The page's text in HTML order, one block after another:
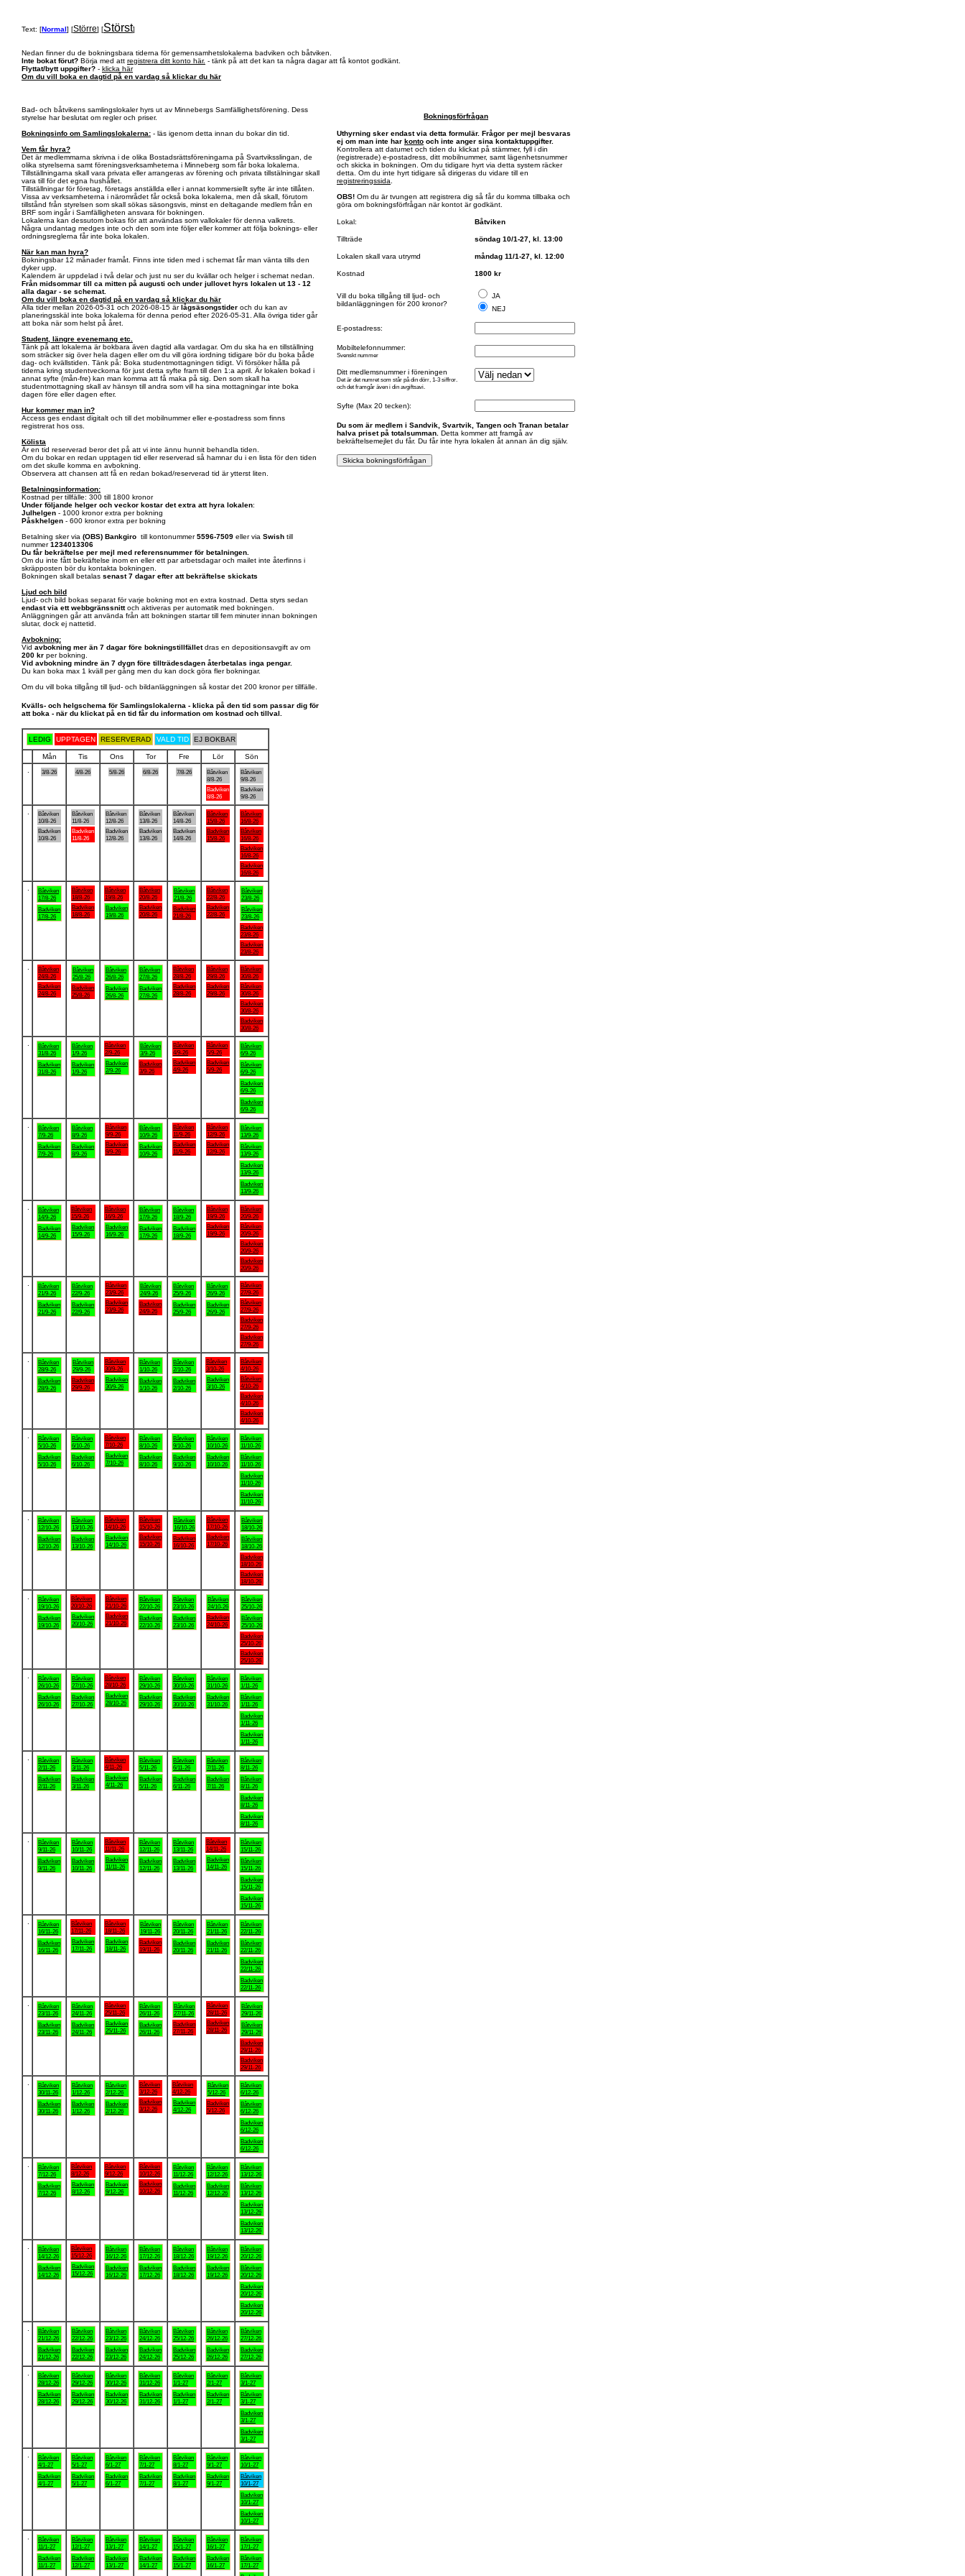
Text: [Normal] [Större] [Störst]
Nedan finner du de bokningsbara tiderna för gemensamhetslokalerna badviken och båtviken.
Inte bokat förut? Börja med att registrera ditt konto här. - tänk på att det kan ta några dagar att få kontot godkänt.
Flyttat/bytt uppgifter? - klicka här
Om du vill boka en dagtid på en vardag så klickar du här
Bad- och båtvikens samlingslokaler hyrs ut av Minnebergs Samfällighetsförening. Dess
styrelse har beslutat om regler och priser.
Bokningsinfo om Samlingslokalerna: - läs igenom detta innan du bokar din tid.
Vem får hyra?
Det är medlemmarna skrivna i de olika Bostadsrättsföreningarna på Svartviksslingan, de
olika styrelserna samt föreningsverksamheterna i Minneberg som får boka lokalerna.
Tillställningarna skall vara privata eller arrangeras av förening och privata tillstälningar skall
vara till för det egna hushållet.
Tillställningar för företag, företags anställda eller i annat kommersiellt syfte är inte tillåten.
Vissa av verksamheterna i närområdet får också boka lokalerna, men då skall, förutom
tillstånd från styrelsen som skall sökas säsongsvis, minst en deltagande medlem från en
BRF som ingår i Samfälligheten ansvara för bokningen.
Lokalerna kan dessutom bokas för att användas som vallokaler för denna valkrets.
Några undantag medges inte och den som inte följer eller kommer att följa boknings- eller
ordningsreglerna får inte boka lokalen.
När kan man hyra?
Bokningsbar 12 månader framåt. Finns inte tiden med i schemat får man vänta tills den
dyker upp.
Kalendern är uppdelad i två delar och just nu ser du kvällar och helger i schemat nedan.
Från midsommar till ca mitten på augusti och under jullovet hyrs lokalen ut 13 - 12
alla dagar - se schemat.
Om du vill boka en dagtid på en vardag så klickar du här
Alla tider mellan 2026-05-31 och 2026-08-15 ärlågsäsongstider och du kan av
planeringsskäl inte boka lokalerna för denna period efter 2026-05-31. Alla övriga tider går
att boka när som helst på året.
Student, längre evenemang etc.
Tänk på att lokalerna är bokbara även dagtid alla vardagar. Om du ska ha en tillställning
som sträcker sig över hela dagen eller om du vill göra iordning tidigare bör du boka både
dag- och kvällstiden. Tänk på: Boka studentmottagningen tidigt. Vi försöker hålla på
tiderna kring studentveckorna för just detta syfte fram till den 1:a april. Är lokalen bokad i
annat syfte (mån-fre) kan man komma att få maka på sig. Den som skall ha
studentmottagning skall av hänsyn till andra som vill ha sina mottagningar inte boka
dagen före eller dagen efter.
Hur kommer man in?
Access ges endast digitalt och till det mobilnummer eller e-postadress som finns
registrerat hos oss.
Kölista
Är en tid reserverad beror det på att vi inte ännu hunnit behandla tiden.
Om du bokar en redan upptagen tid eller reserverad så hamnar du i en lista för den tiden
om det skulle komma en avbokning.
Observera att chansen att få en redan bokad/reserverad tid är ytterst liten.
Betalningsinformation:
Kostnad per tillfälle: 300 till 1800 kronor
Under följande helger och veckor kostar det extra att hyra lokalen:
Julhelgen - 1000 kronor extra per bokning
Påskhelgen - 600 kronor extra per bokning
Betalning sker via (OBS) Bankgiro till kontonummer5596-7509 eller via Swish till
nummer1234013306
Du får bekräftelse per mejl med referensnummer för betalningen.
Om du inte fått bekräftelse inom en eller ett par arbetsdagar och mailet inte återfinns i
skräpposten bör du kontakta bokningen.
Bokningen skall betalas senast 7 dagar efter att bekräftelse skickats
Ljud och bild
Ljud- och bild bokas separat för varje bokning mot en extra kostnad. Detta styrs sedan
endast via ett webbgränssnittoch aktiveras per automatik med bokningen.
Anläggningen går att använda från att bokningen startar till fem minuter innan bokningen
slutar, dock ej nattetid.
Avbokning:
Vid avbokning mer än 7 dagar före bokningstillfälletdras en depositionsavgift av om
200 kr per bokning.
Vid avbokning mindre än 7 dygn före tillträdesdagen återbetalas inga pengar.
Du kan boka max 1 kväll per gång men du kan dock göra fler bokningar.
Om du vill boka tillgång till ljud- och bildanläggningen så kostar det 200 kronor per tillfälle.
Bokningsförfrågan
Uthyrning sker endast via detta formulär. Frågor per mejl besvaras
ej om man inte har konto och inte anger sina kontaktuppgifter.
Kontrollera att datumet och tiden du klickat på stämmer, fyll i din
(registrerade) e-postadress, ditt mobilnummer, samt lägenhetsnummer
och skicka in bokningen. Om du tidigare hyrt via detta system räcker
detta. Om du inte hyrt tidigare så dirigeras du vidare till en
registreringssida
OBS! Om du är tvungen att registrera dig så får du komma tillbaka och
göra om bokningsförfrågan när kontot är godkänt.
Lokal: Båtviken
Tillträde söndag 10/1-27, kl. 13:00
Lokalen skall vara utrymd måndag 11/1-27, kl. 12:00
Kostnad 1800 kr
Vill du boka tillgång till ljud- och
bildanläggningen för 200 kronor?
JA
NEJ
E-postadress:
Mobiltelefonnummer:
Svenskt nummer
Ditt medlemsnummer i föreningen
Det är det numret som står på din dörr, 1-3 siffror.
och det framgår även i din avgiftsavi.
Syfte (Max 20 tecken):
Du som är medlem i Sandvik, Svartvik, Tangen och Tranan betalar
halva priset på totalsumman. Detta kommer att framgå av
bekräftelsemejlet du får. Du får inte hyra lokalen åt annan än dig själv.
Kvälls- och helgschema för Samlingslokalerna - klicka på den tid som passar dig för
att boka - när du klickat på en tid får du information om kostnad och tillval.
LEDIG UPPTAGEN RESERVERAD VALD TID EJ BOKBAR
Mån Tis Ons Tor Fre Lör
Sön
3/8-26 4/8-26 5/8-26 6/8-26 7/8-26
Båtviken
8/8-26
Badviken
8/8-26
Båtviken
9/8-26
Badviken
9/8-26
Båtviken
10/8-26
Badviken
10/8-26
Båtviken
11/8-26
Badviken
11/8-26
Båtviken
12/8-26
Badviken
12/8-26
Båtviken
13/8-26
Badviken
13/8-26
Båtviken
14/8-26
Badviken
14/8-26
Båtviken
15/8-26
Badviken
15/8-26
Båtviken
16/8-26
Båtviken
16/8-26
Badviken
16/8-26
Badviken
16/8-26
Båtviken
17/8-26
Badviken
17/8-26
Båtviken
18/8-26
Badviken
18/8-26
Båtviken
19/8-26
Badviken
19/8-26
Båtviken
20/8-26
Badviken
20/8-26
Båtviken
21/8-26
Badviken
21/8-26
Båtviken
22/8-26
Badviken
22/8-26
Båtviken
23/8-26
Båtviken
23/8-26
Badviken
23/8-26
Badviken
23/8-26
Båtviken
24/8-26
Badviken
24/8-26
Båtviken
25/8-26
Badviken
25/8-26
Båtviken
26/8-26
Badviken
26/8-26
Båtviken
27/8-26
Badviken
27/8-26
Båtviken
28/8-26
Badviken
28/8-26
Båtviken
29/8-26
Badviken
29/8-26
Båtviken
30/8-26
Båtviken
30/8-26
Badviken
30/8-26
Badviken
30/8-26
Båtviken
31/8-26
Badviken
31/8-26
Båtviken
1/9-26
Badviken
1/9-26
Båtviken
2/9-26
Badviken
2/9-26
Båtviken
3/9-26
Badviken
3/9-26
Båtviken
4/9-26
Badviken
4/9-26
Båtviken
5/9-26
Badviken
5/9-26
Båtviken
6/9-26
Båtviken
6/9-26
Badviken
6/9-26
Badviken
6/9-26
Båtviken
7/9-26
Badviken
7/9-26
Båtviken
8/9-26
Badviken
8/9-26
Båtviken
9/9-26
Badviken
9/9-26
Båtviken
10/9-26
Badviken
10/9-26
Båtviken
11/9-26
Badviken
11/9-26
Båtviken
12/9-26
Badviken
12/9-26
Båtviken
13/9-26
Båtviken
13/9-26
Badviken
13/9-26
Badviken
13/9-26
Båtviken
14/9-26
Badviken
14/9-26
Båtviken
15/9-26
Badviken
15/9-26
Båtviken
16/9-26
Badviken
16/9-26
Båtviken
17/9-26
Badviken
17/9-26
Båtviken
18/9-26
Badviken
18/9-26
Båtviken
19/9-26
Badviken
19/9-26
Båtviken
20/9-26
Båtviken
20/9-26
Badviken
20/9-26
Badviken
20/9-26
Båtviken
21/9-26
Badviken
21/9-26
Båtviken
22/9-26
Badviken
22/9-26
Båtviken
23/9-26
Badviken
23/9-26
Båtviken
24/9-26
Badviken
24/9-26
Båtviken
25/9-26
Badviken
25/9-26
Båtviken
26/9-26
Badviken
26/9-26
Båtviken
27/9-26
Båtviken
27/9-26
Badviken
27/9-26
Badviken
27/9-26
Båtviken
28/9-26
Badviken
28/9-26
Båtviken
29/9-26
Badviken
29/9-26
Båtviken
30/9-26
Badviken
30/9-26
Båtviken
1/10-26
Badviken
1/10-26
Båtviken
2/10-26
Badviken
2/10-26
Båtviken
3/10-26
Badviken
3/10-26
Båtviken
4/10-26
Båtviken
4/10-26
Badviken
4/10-26
Badviken
4/10-26
Båtviken
5/10-26
Badviken
5/10-26
Båtviken
6/10-26
Badviken
6/10-26
Båtviken
7/10-26
Badviken
7/10-26
Båtviken
8/10-26
Badviken
8/10-26
Båtviken
9/10-26
Badviken
9/10-26
Båtviken
10/10-26
Badviken
10/10-26
Båtviken
11/10-26
Båtviken
11/10-26
Badviken
11/10-26
Badviken
11/10-26
Båtviken
12/10-26
Badviken
12/10-26
Båtviken
13/10-26
Badviken
13/10-26
Båtviken
14/10-26
Badviken
14/10-26
Båtviken
15/10-26
Badviken
15/10-26
Båtviken
16/10-26
Badviken
16/10-26
Båtviken
17/10-26
Badviken
17/10-26
Båtviken
18/10-26
Båtviken
18/10-26
Badviken
18/10-26
Badviken
18/10-26
Båtviken
19/10-26
Badviken
19/10-26
Båtviken
20/10-26
Badviken
20/10-26
Båtviken
21/10-26
Badviken
21/10-26
Båtviken
22/10-26
Badviken
22/10-26
Båtviken
23/10-26
Badviken
23/10-26
Båtviken
24/10-26
Badviken
24/10-26
Båtviken
25/10-26
Båtviken
25/10-26
Badviken
25/10-26
Badviken
25/10-26
Båtviken
26/10-26
Badviken
26/10-26
Båtviken
27/10-26
Badviken
27/10-26
Båtviken
28/10-26
Badviken
28/10-26
Båtviken
29/10-26
Badviken
29/10-26
Båtviken
30/10-26
Badviken
30/10-26
Båtviken
31/10-26
Badviken
31/10-26
Båtviken
1/11-26
Båtviken
1/11-26
Badviken
1/11-26
Badviken
1/11-26
Båtviken
2/11-26
Badviken
2/11-26
Båtviken
3/11-26
Badviken
3/11-26
Båtviken
4/11-26
Badviken
4/11-26
Båtviken
5/11-26
Badviken
5/11-26
Båtviken
6/11-26
Badviken
6/11-26
Båtviken
7/11-26
Badviken
7/11-26
Båtviken
8/11-26
Båtviken
8/11-26
Badviken
8/11-26
Badviken
8/11-26
Båtviken
9/11-26
Badviken
9/11-26
Båtviken
10/11-26
Badviken
10/11-26
Båtviken
11/11-26
Badviken
11/11-26
Båtviken
12/11-26
Badviken
12/11-26
Båtviken
13/11-26
Badviken
13/11-26
Båtviken
14/11-26
Badviken
14/11-26
Båtviken
15/11-26
Båtviken
15/11-26
Badviken
15/11-26
Badviken
15/11-26
Båtviken
16/11-26
Badviken
16/11-26
Båtviken
17/11-26
Badviken
17/11-26
Båtviken
18/11-26
Badviken
18/11-26
Båtviken
19/11-26
Badviken
19/11-26
Båtviken
20/11-26
Badviken
20/11-26
Båtviken
21/11-26
Badviken
21/11-26
Båtviken
22/11-26
Båtviken
22/11-26
Badviken
22/11-26
Badviken
22/11-26
Båtviken
23/11-26
Badviken
23/11-26
Båtviken
24/11-26
Badviken
24/11-26
Båtviken
25/11-26
Badviken
25/11-26
Båtviken
26/11-26
Badviken
26/11-26
Båtviken
27/11-26
Badviken
27/11-26
Båtviken
28/11-26
Badviken
28/11-26
Båtviken
29/11-26
Båtviken
29/11-26
Badviken
29/11-26
Badviken
29/11-26
Båtviken
30/11-26
Badviken
30/11-26
Båtviken
1/12-26
Badviken
1/12-26
Båtviken
2/12-26
Badviken
2/12-26
Båtviken
3/12-26
Badviken
3/12-26
Båtviken
4/12-26
Badviken
4/12-26
Båtviken
5/12-26
Badviken
5/12-26
Båtviken
6/12-26
Båtviken
6/12-26
Badviken
6/12-26
Badviken
6/12-26
Båtviken
7/12-26
Badviken
7/12-26
Båtviken
8/12-26
Badviken
8/12-26
Båtviken
9/12-26
Badviken
9/12-26
Båtviken
10/12-26
Badviken
10/12-26
Båtviken
11/12-26
Badviken
11/12-26
Båtviken
12/12-26
Badviken
12/12-26
Båtviken
13/12-26
Båtviken
13/12-26
Badviken
13/12-26
Badviken
13/12-26
Båtviken
14/12-26
Badviken
14/12-26
Båtviken
15/12-26
Badviken
15/12-26
Båtviken
16/12-26
Badviken
16/12-26
Båtviken
17/12-26
Badviken
17/12-26
Båtviken
18/12-26
Badviken
18/12-26
Båtviken
19/12-26
Badviken
19/12-26
Båtviken
20/12-26
Båtviken
20/12-26
Badviken
20/12-26
Badviken
20/12-26
Båtviken
21/12-26
Badviken
21/12-26
Båtviken
22/12-26
Badviken
22/12-26
Båtviken
23/12-26
Badviken
23/12-26
Båtviken
24/12-26
Badviken
24/12-26
Båtviken
25/12-26
Badviken
25/12-26
Båtviken
26/12-26
Badviken
26/12-26
Båtviken
27/12-26
Badviken
27/12-26
Båtviken
28/12-26
Badviken
28/12-26
Båtviken
29/12-26
Badviken
29/12-26
Båtviken
30/12-26
Badviken
30/12-26
Båtviken
31/12-26
Badviken
31/12-26
Båtviken
1/1-27
Badviken
1/1-27
Båtviken
2/1-27
Badviken
2/1-27
Båtviken
3/1-27
Båtviken
3/1-27
Badviken
3/1-27
Badviken
3/1-27
Båtviken
4/1-27
Badviken
4/1-27
Båtviken
5/1-27
Badviken
5/1-27
Båtviken
6/1-27
Badviken
6/1-27
Båtviken
7/1-27
Badviken
7/1-27
Båtviken
8/1-27
Badviken
8/1-27
Båtviken
9/1-27
Badviken
9/1-27
Båtviken
10/1-27
Båtviken
10/1-27
Badviken
10/1-27
Badviken
10/1-27
Båtviken
11/1-27
Badviken
11/1-27
Båtviken
12/1-27
Badviken
12/1-27
Båtviken
13/1-27
Badviken
13/1-27
Båtviken
14/1-27
Badviken
14/1-27
Båtviken
15/1-27
Badviken
15/1-27
Båtviken
16/1-27
Badviken
16/1-27
Båtviken
17/1-27
Båtviken
17/1-27